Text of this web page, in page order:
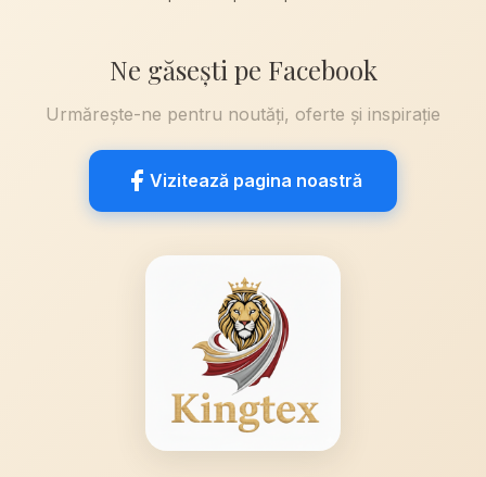
Ne găsești pe Facebook
Urmărește-ne pentru noutăți, oferte și inspirație
Vizitează pagina noastră